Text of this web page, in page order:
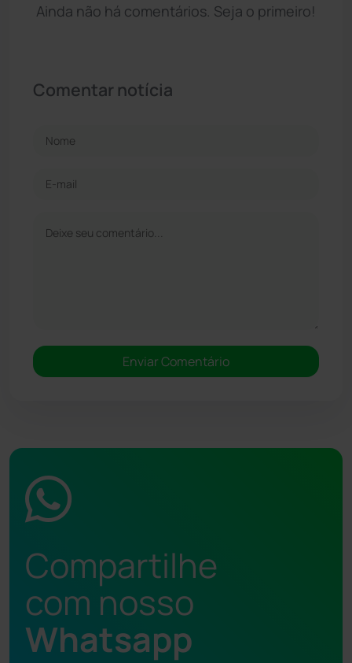
Ainda não há comentários. Seja o primeiro!
Comentar notícia
Compartilhe
com nosso
Whatsapp